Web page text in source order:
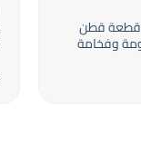
طقم روب استحمام للزوجين 12 قطعة قطن